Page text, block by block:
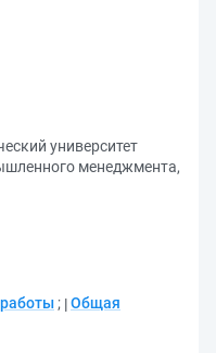
университет
менеджмента,
; Общая